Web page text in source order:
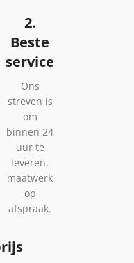
2.
Beste
service
Ons
streven is
om
binnen 24
uur te
leveren,
maatwerk
op
afspraak.